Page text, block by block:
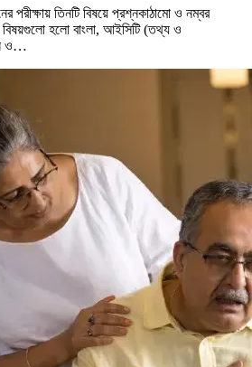
পরীক্ষায় তিনটি বিষয়ে প্রশ্নকাঠামো ও নম্বর
বিষয়গুলো হলো বাংলা, আইসিটি (তথ্য ও
ও…